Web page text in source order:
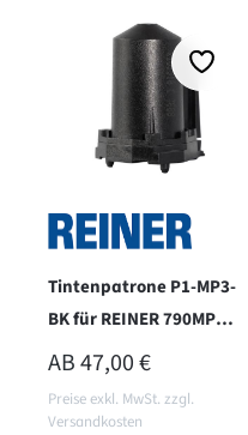
Tintenpatrone P1-MP3-
BK für REINER 790MP
und 990 - schwarz
REGULÄRER PREIS:
AB47,00 €
Preise exkl. MwSt. zzgl.
Versandkosten